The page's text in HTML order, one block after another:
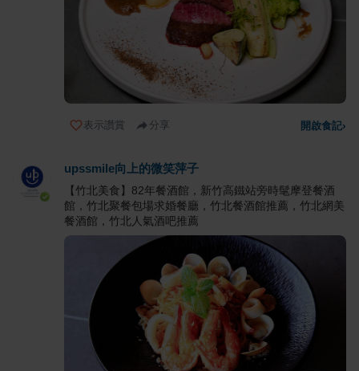
表示讚賞 分享 開啟食記›
upssmile向上的微笑萍子
【竹北美食】82年餐酒館，新竹高鐵站旁時髦摩登餐酒
館，竹北聚餐包場求婚餐廳，竹北餐酒館推薦，竹北網美
餐酒館，竹北人氣酒吧推薦